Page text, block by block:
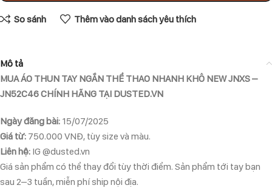
So sánh Thêm vào danh sách yêu thích
Mô tả
MUA ÁO THUN TAY NGẮN THỂ THAO NHANH KHÔ NEW JNXS –
JN52C46 CHÍNH HÃNG TẠI DUSTED.VN
Ngày đăng bài: 15/07/2025
Giá từ: 750.000 VNĐ, tùy size và màu.
Liên hệ: IG @dusted.vn
Giá sản phẩm có thể thay đổi tùy thời điểm. Sản phẩm tới tay bạn
sau 2–3 tuần, miễn phí ship nội địa.